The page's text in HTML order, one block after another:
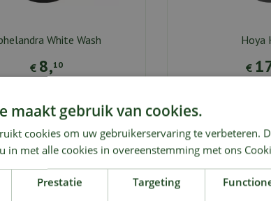
White Wash
€ 8,10
vergelijking toevoegen
Hoya
€
Aan
maakt gebruik van cookies.
cookies om uw gebruikerservaring te verbeteren.
in met alle cookies in overeenstemming met ons
Prestatie Targeting